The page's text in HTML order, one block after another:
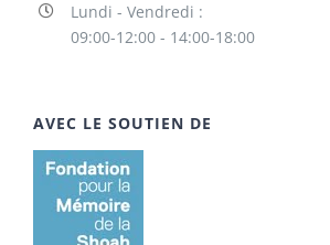
Lundi - Vendredi :
09:00-12:00 - 14:00-18:00
AVEC LE SOUTIEN DE